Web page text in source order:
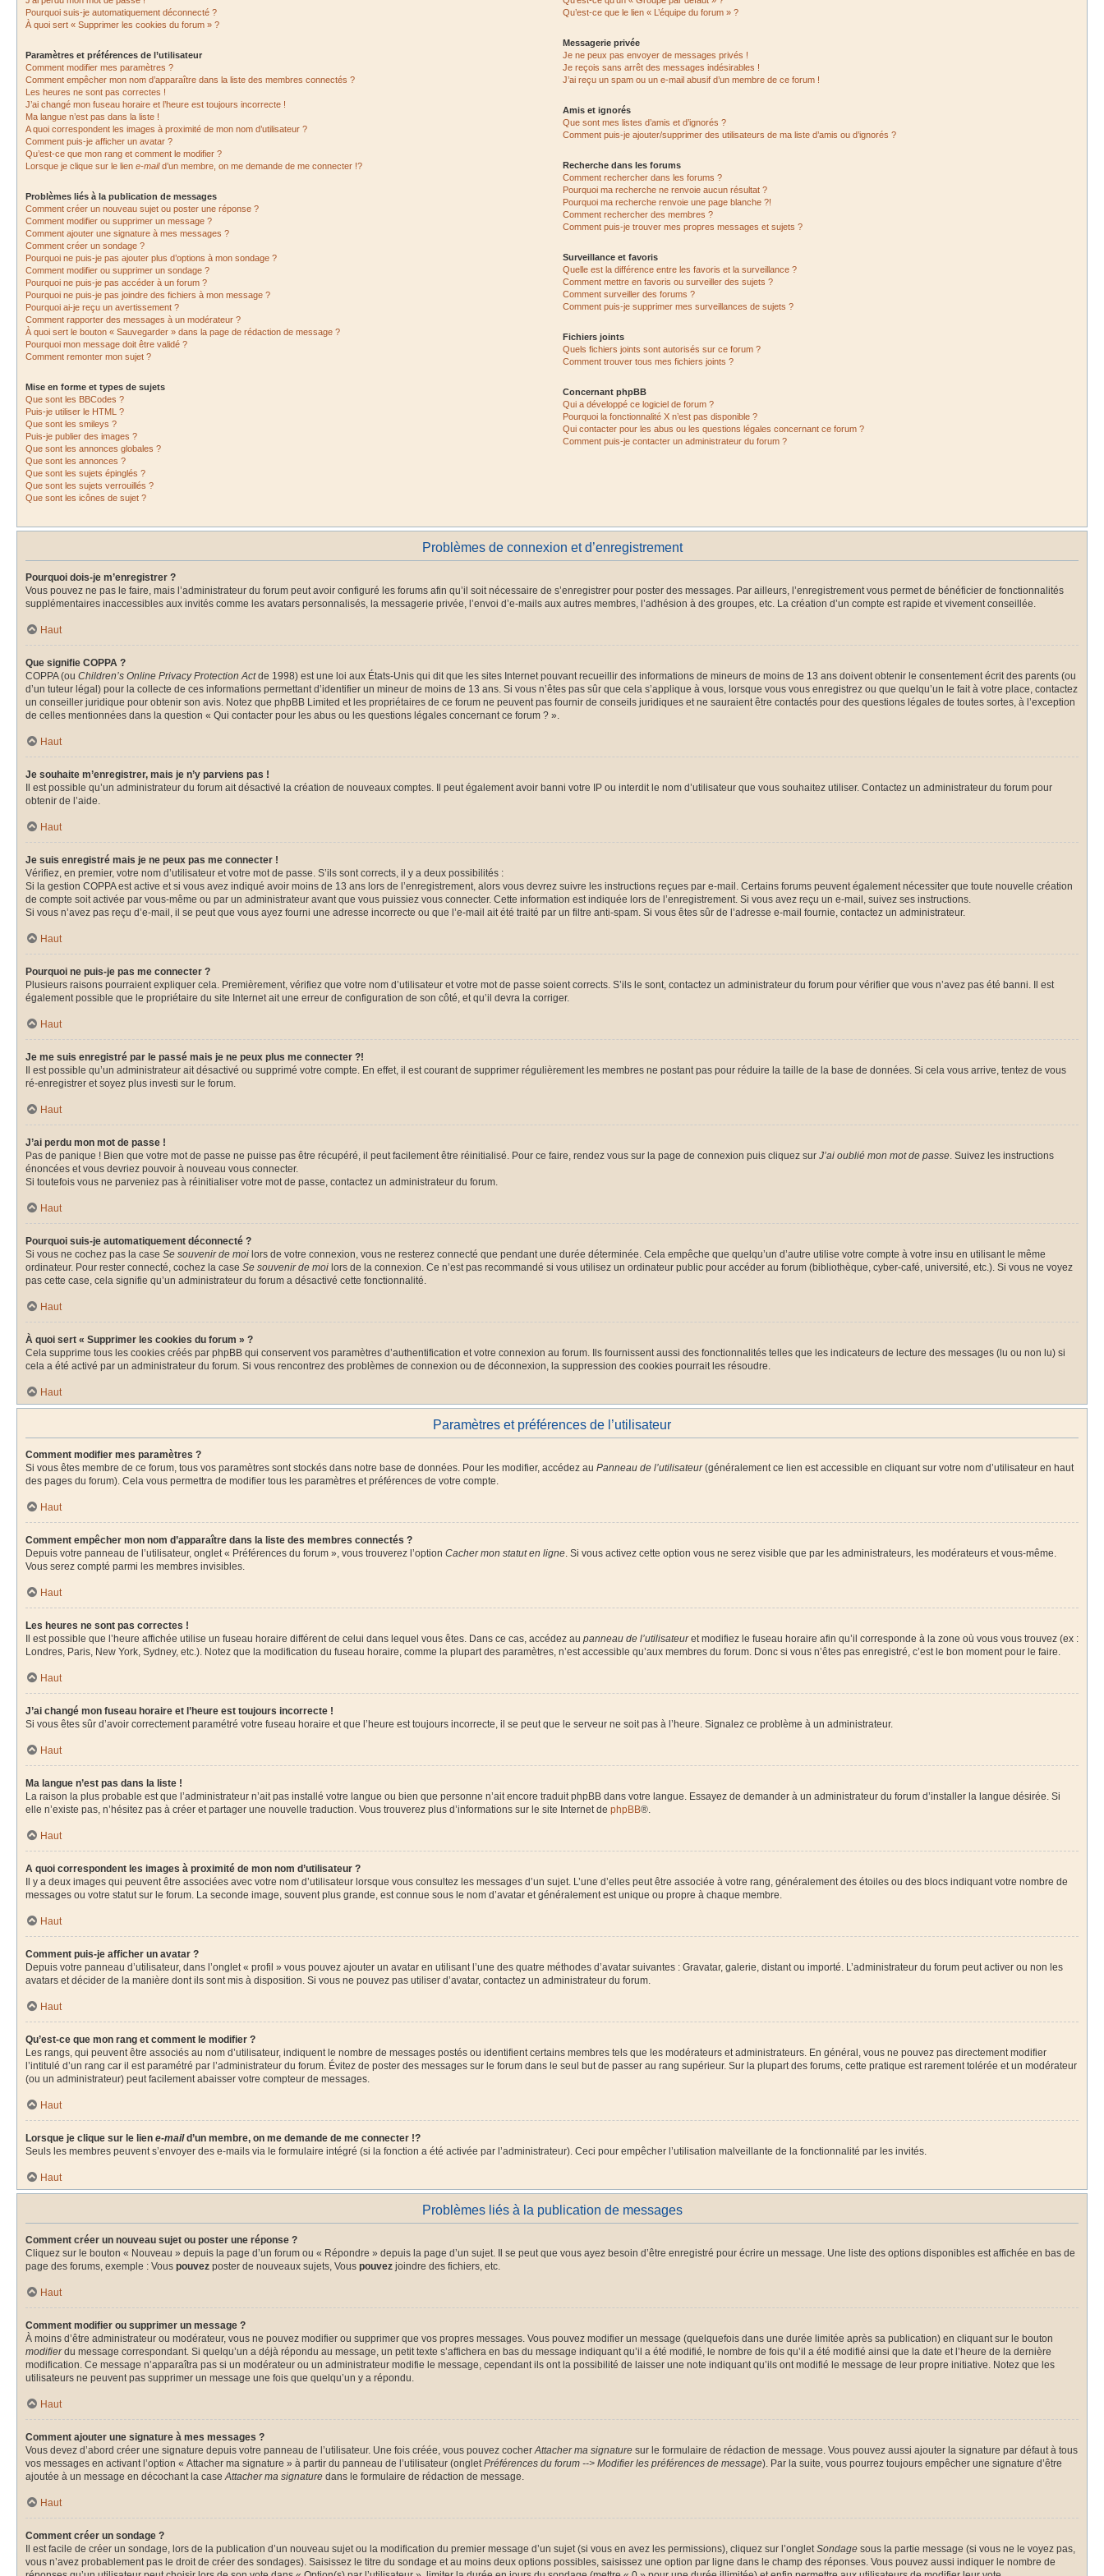
Pourquoi suis-je automatiquement déconnecté ?
À quoi sert « Supprimer les cookies du forum » ?
Paramètres et préférences de l’utilisateur
Comment modifier mes paramètres ?
Comment empêcher mon nom d’apparaître dans la liste des membres connectés ?
Les heures ne sont pas correctes !
J’ai changé mon fuseau horaire et l’heure est toujours incorrecte !
Ma langue n’est pas dans la liste !
A quoi correspondent les images à proximité de mon nom d’utilisateur ?
Comment puis-je afficher un avatar ?
Qu’est-ce que mon rang et comment le modifier ?
Lorsque je clique sur le lien e-maild’un membre, on me demande de me connecter !?
Problèmes liés à la publication de messages
Comment créer un nouveau sujet ou poster une réponse ?
Comment modifier ou supprimer un message ?
Comment ajouter une signature à mes messages ?
Comment créer un sondage ?
Pourquoi ne puis-je pas ajouter plus d’options à mon sondage ?
Comment modifier ou supprimer un sondage ?
Pourquoi ne puis-je pas accéder à un forum ?
Pourquoi ne puis-je pas joindre des fichiers à mon message ?
Pourquoi ai-je reçu un avertissement ?
Comment rapporter des messages à un modérateur ?
À quoi sert le bouton « Sauvegarder » dans la page de rédaction de message ?
Pourquoi mon message doit être validé ?
Comment remonter mon sujet ?
Mise en forme et types de sujets
Que sont les BBCodes ?
Puis-je utiliser le HTML ?
Que sont les smileys ?
Puis-je publier des images ?
Que sont les annonces globales ?
Que sont les annonces ?
Que sont les sujets épinglés ?
Que sont les sujets verrouillés ?
Que sont les icônes de sujet ?
Qu’est-ce que le lien « L’équipe du forum » ?
Messagerie privée
Je ne peux pas envoyer de messages privés !
Je reçois sans arrêt des messages indésirables !
J’ai reçu un spam ou un e-mail abusif d’un membre de ce forum !
Amis et ignorés
Que sont mes listes d’amis et d’ignorés ?
Comment puis-je ajouter/supprimer des utilisateurs de ma liste d’amis ou d’ignorés ?
Recherche dans les forums
Comment rechercher dans les forums ?
Pourquoi ma recherche ne renvoie aucun résultat ?
Pourquoi ma recherche renvoie une page blanche ?!
Comment rechercher des membres ?
Comment puis-je trouver mes propres messages et sujets ?
Surveillance et favoris
Quelle est la différence entre les favoris et la surveillance ?
Comment mettre en favoris ou surveiller des sujets ?
Comment surveiller des forums ?
Comment puis-je supprimer mes surveillances de sujets ?
Fichiers joints
Quels fichiers joints sont autorisés sur ce forum ?
Comment trouver tous mes fichiers joints ?
Concernant phpBB
Qui a développé ce logiciel de forum ?
Pourquoi la fonctionnalité X n’est pas disponible ?
Qui contacter pour les abus ou les questions légales concernant ce forum ?
Comment puis-je contacter un administrateur du forum ?
Problèmes de connexion et d’enregistrement
Pourquoi dois-je m’enregistrer ?
Vous pouvez ne pas le faire, mais l’administrateur du forum peut avoir configuré les forums afin qu’il soit nécessaire de s’enregistrer pour poster des messages. Par ailleurs, l’enregistrement vous permet de bénéficier de fonctionnalités
supplémentaires inaccessibles aux invités comme les avatars personnalisés, la messagerie privée, l’envoi d’e-mails aux autres membres, l’adhésion à des groupes, etc. La création d’un compte est rapide et vivement conseillée.
Haut
Que signifie COPPA ?
COPPA (ou Children’s Online Privacy Protection Actde 1998) est une loi aux États-Unis qui dit que les sites Internet pouvant recueillir des informations de mineurs de moins de 13 ans doivent obtenir le consentement écrit des parents (ou
d’un tuteur légal) pour la collecte de ces informations permettant d’identifier un mineur de moins de 13 ans. Si vous n’êtes pas sûr que cela s’applique à vous, lorsque vous vous enregistrez ou que quelqu’un le fait à votre place, contactez
un conseiller juridique pour obtenir son avis. Notez que phpBB Limited et les propriétaires de ce forum ne peuvent pas fournir de conseils juridiques et ne sauraient être contactés pour des questions légales de toutes sortes, à l’exception
de celles mentionnées dans la question « Qui contacter pour les abus ou les questions légales concernant ce forum ? ».
Haut
Je souhaite m’enregistrer, mais je n’y parviens pas !
Il est possible qu’un administrateur du forum ait désactivé la création de nouveaux comptes. Il peut également avoir banni votre IP ou interdit le nom d’utilisateur que vous souhaitez utiliser. Contactez un administrateur du forum pour
obtenir de l’aide.
Haut
Je suis enregistré mais je ne peux pas me connecter !
Vérifiez, en premier, votre nom d’utilisateur et votre mot de passe. S’ils sont corrects, il y a deux possibilités :
Si la gestion COPPA est active et si vous avez indiqué avoir moins de 13 ans lors de l’enregistrement, alors vous devrez suivre les instructions reçues par e-mail. Certains forums peuvent également nécessiter que toute nouvelle création
de compte soit activée par vous-même ou par un administrateur avant que vous puissiez vous connecter. Cette information est indiquée lors de l’enregistrement. Si vous avez reçu un e-mail, suivez ses instructions.
Si vous n’avez pas reçu d’e-mail, il se peut que vous ayez fourni une adresse incorrecte ou que l’e-mail ait été traité par un filtre anti-spam. Si vous êtes sûr de l’adresse e-mail fournie, contactez un administrateur.
Haut
Pourquoi ne puis-je pas me connecter ?
Plusieurs raisons pourraient expliquer cela. Premièrement, vérifiez que votre nom d’utilisateur et votre mot de passe soient corrects. S’ils le sont, contactez un administrateur du forum pour vérifier que vous n’avez pas été banni. Il est
également possible que le propriétaire du site Internet ait une erreur de configuration de son côté, et qu’il devra la corriger.
Haut
Je me suis enregistré par le passé mais je ne peux plus me connecter ?!
Il est possible qu’un administrateur ait désactivé ou supprimé votre compte. En effet, il est courant de supprimer régulièrement les membres ne postant pas pour réduire la taille de la base de données. Si cela vous arrive, tentez de vous
ré-enregistrer et soyez plus investi sur le forum.
Haut
J’ai perdu mon mot de passe !
Pas de panique ! Bien que votre mot de passe ne puisse pas être récupéré, il peut facilement être réinitialisé. Pour ce faire, rendez vous sur la page de connexion puis cliquez sur J’ai oublié mon mot de passe. Suivez les instructions
énoncées et vous devriez pouvoir à nouveau vous connecter.
Si toutefois vous ne parveniez pas à réinitialiser votre mot de passe, contactez un administrateur du forum.
Haut
Pourquoi suis-je automatiquement déconnecté ?
Si vous ne cochez pas la case Se souvenir de moi lors de votre connexion, vous ne resterez connecté que pendant une durée déterminée. Cela empêche que quelqu’un d’autre utilise votre compte à votre insu en utilisant le même
ordinateur. Pour rester connecté, cochez la case Se souvenir de moi lors de la connexion. Ce n’est pas recommandé si vous utilisez un ordinateur public pour accéder au forum (bibliothèque, cyber-café, université, etc.). Si vous ne voyez
pas cette case, cela signifie qu’un administrateur du forum a désactivé cette fonctionnalité.
Haut
À quoi sert « Supprimer les cookies du forum » ?
Cela supprime tous les cookies créés par phpBB qui conservent vos paramètres d’authentification et votre connexion au forum. Ils fournissent aussi des fonctionnalités telles que les indicateurs de lecture des messages (lu ou non lu) si
cela a été activé par un administrateur du forum. Si vous rencontrez des problèmes de connexion ou de déconnexion, la suppression des cookies pourrait les résoudre.
Haut
Paramètres et préférences de l’utilisateur
Comment modifier mes paramètres ?
Si vous êtes membre de ce forum, tous vos paramètres sont stockés dans notre base de données. Pour les modifier, accédez au Panneau de l’utilisateur(généralement ce lien est accessible en cliquant sur votre nom d’utilisateur en haut
des pages du forum). Cela vous permettra de modifier tous les paramètres et préférences de votre compte.
Haut
Comment empêcher mon nom d’apparaître dans la liste des membres connectés ?
Depuis votre panneau de l’utilisateur, onglet « Préférences du forum », vous trouverez l’option Cacher mon statut en ligne. Si vous activez cette option vous ne serez visible que par les administrateurs, les modérateurs et vous-même.
Vous serez compté parmi les membres invisibles.
Haut
Les heures ne sont pas correctes !
Il est possible que l’heure affichée utilise un fuseau horaire différent de celui dans lequel vous êtes. Dans ce cas, accédez au panneau de l’utilisateuret modifiez le fuseau horaire afin qu’il corresponde à la zone où vous vous trouvez (ex :
Londres, Paris, New York, Sydney, etc.). Notez que la modification du fuseau horaire, comme la plupart des paramètres, n’est accessible qu’aux membres du forum. Donc si vous n’êtes pas enregistré, c’est le bon moment pour le faire.
Haut
J’ai changé mon fuseau horaire et l’heure est toujours incorrecte !
Si vous êtes sûr d’avoir correctement paramétré votre fuseau horaire et que l’heure est toujours incorrecte, il se peut que le serveur ne soit pas à l’heure. Signalez ce problème à un administrateur.
Haut
Ma langue n’est pas dans la liste !
La raison la plus probable est que l’administrateur n’ait pas installé votre langue ou bien que personne n’ait encore traduit phpBB dans votre langue. Essayez de demander à un administrateur du forum d’installer la langue désirée. Si
elle n’existe pas, n’hésitez pas à créer et partager une nouvelle traduction. Vous trouverez plus d’informations sur le site Internet de phpBB®.
Haut
A quoi correspondent les images à proximité de mon nom d’utilisateur ?
Il y a deux images qui peuvent être associées avec votre nom d’utilisateur lorsque vous consultez les messages d’un sujet. L’une d’elles peut être associée à votre rang, généralement des étoiles ou des blocs indiquant votre nombre de
messages ou votre statut sur le forum. La seconde image, souvent plus grande, est connue sous le nom d’avatar et généralement est unique ou propre à chaque membre.
Haut
Comment puis-je afficher un avatar ?
Depuis votre panneau d’utilisateur, dans l’onglet « profil » vous pouvez ajouter un avatar en utilisant l’une des quatre méthodes d’avatar suivantes : Gravatar, galerie, distant ou importé. L’administrateur du forum peut activer ou non les
avatars et décider de la manière dont ils sont mis à disposition. Si vous ne pouvez pas utiliser d’avatar, contactez un administrateur du forum.
Haut
Qu’est-ce que mon rang et comment le modifier ?
Les rangs, qui peuvent être associés au nom d’utilisateur, indiquent le nombre de messages postés ou identifient certains membres tels que les modérateurs et administrateurs. En général, vous ne pouvez pas directement modifier
l’intitulé d’un rang car il est paramétré par l’administrateur du forum. Évitez de poster des messages sur le forum dans le seul but de passer au rang supérieur. Sur la plupart des forums, cette pratique est rarement tolérée et un modérateur
(ou un administrateur) peut facilement abaisser votre compteur de messages.
Haut
Lorsque je clique sur le lien e-maild’un membre, on me demande de me connecter !?
Seuls les membres peuvent s’envoyer des e-mails via le formulaire intégré (si la fonction a été activée par l’administrateur). Ceci pour empêcher l’utilisation malveillante de la fonctionnalité par les invités.
Haut
Problèmes liés à la publication de messages
Comment créer un nouveau sujet ou poster une réponse ?
Cliquez sur le bouton « Nouveau » depuis la page d’un forum ou « Répondre » depuis la page d’un sujet. Il se peut que vous ayez besoin d’être enregistré pour écrire un message. Une liste des options disponibles est affichée en bas de
page des forums, exemple : Vous pouvez poster de nouveaux sujets, Vous pouvez joindre des fichiers, etc.
Haut
Comment modifier ou supprimer un message ?
À moins d’être administrateur ou modérateur, vous ne pouvez modifier ou supprimer que vos propres messages. Vous pouvez modifier un message (quelquefois dans une durée limitée après sa publication) en cliquant sur le bouton
modifierdu message correspondant. Si quelqu’un a déjà répondu au message, un petit texte s’affichera en bas du message indiquant qu’il a été modifié, le nombre de fois qu’il a été modifié ainsi que la date et l’heure de la dernière
modification. Ce message n’apparaîtra pas si un modérateur ou un administrateur modifie le message, cependant ils ont la possibilité de laisser une note indiquant qu’ils ont modifié le message de leur propre initiative. Notez que les
utilisateurs ne peuvent pas supprimer un message une fois que quelqu’un y a répondu.
Haut
Comment ajouter une signature à mes messages ?
Vous devez d’abord créer une signature depuis votre panneau de l’utilisateur. Une fois créée, vous pouvez cocherAttacher ma signature sur le formulaire de rédaction de message. Vous pouvez aussi ajouter la signature par défaut à tous
vos messages en activant l’option « Attacher ma signature » à partir du panneau de l’utilisateur (ongletPréférences du forum --> Modifier les préférences de message). Par la suite, vous pourrez toujours empêcher une signature d’être
ajoutée à un message en décochant la caseAttacher ma signature dans le formulaire de rédaction de message.
Haut
Comment créer un sondage ?
Il est facile de créer un sondage, lors de la publication d’un nouveau sujet ou la modification du premier message d’un sujet (si vous en avez les permissions), cliquez sur l’ongletSondage sous la partie message (si vous ne le voyez pas,
vous n’avez probablement pas le droit de créer des sondages). Saisissez le titre du sondage et au moins deux options possibles, saisissez une option par ligne dans le champ des réponses. Vous pouvez aussi indiquer le nombre de